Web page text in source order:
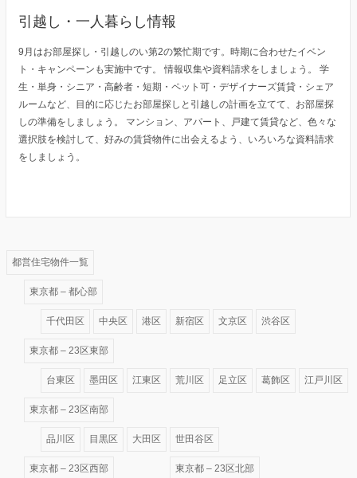
引越し・一人暮らし情報
9月はお部屋探し・引越しのい第2の繁忙期です。時期に合わせたイベン
ト・キャンペーンも実施中です。 情報収集や資料請求をしましょう。 学
生・単身・シニア・高齢者・短期・ペット可・デザイナーズ賃貸・シェア
ルームなど、目的に応じたお部屋探しと引越しの計画を立てて、お部屋探
しの準備をしましょう。 マンション、アパート、戸建て賃貸など、色々な
選択肢を検討して、好みの賃貸物件に出会えるよう、いろいろな資料請求
をしましょう。
都営住宅物件一覧
東京都 – 都心部
千代田区 中央区 港区 新宿区 文京区 渋谷区
東京都 – 23区東部
台東区 墨田区 江東区 荒川区 足立区 葛飾区 江戸川区
東京都 – 23区南部
品川区 目黒区 大田区 世田谷区
東京都 – 23区西部 東京都 – 23区北部